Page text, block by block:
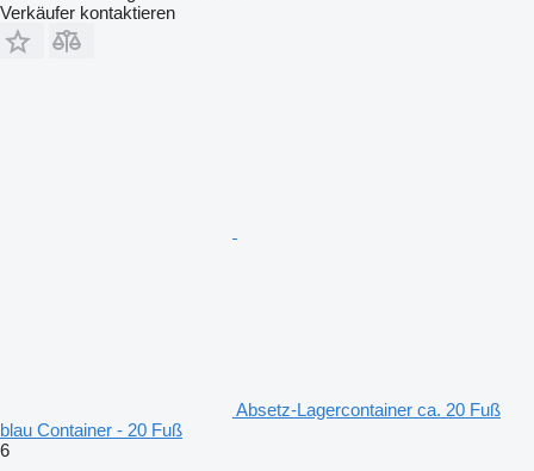
Verkäufer kontaktieren
Absetz-Lagercontainer ca. 20 Fuß
blau Container - 20 Fuß
6